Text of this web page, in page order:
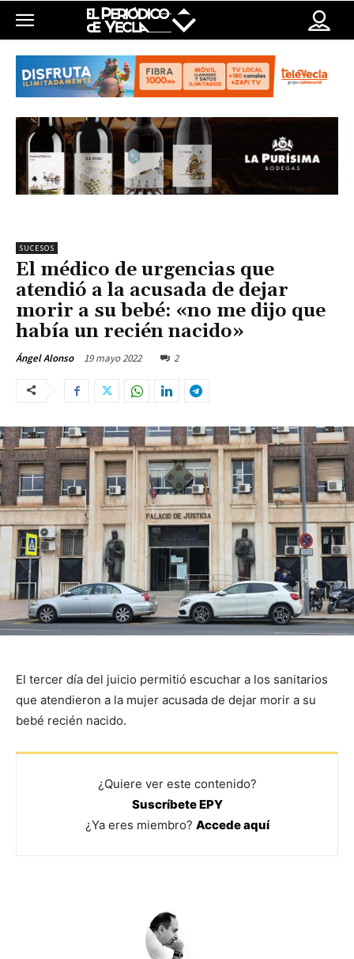
SUCESOS
El médico de urgencias que
atendió a la acusada de dejar
morir a su bebé: «no me dijo que
había un recién nacido»
Ángel Alonso 19 mayo 2022 2
El tercer día del juicio permitió escuchar a los sanitarios
que atendieron a la mujer acusada de dejar morir a su
bebé recién nacido.
¿Quiere ver este contenido?
Suscríbete EPY
¿Ya eres miembro? Accede aquí